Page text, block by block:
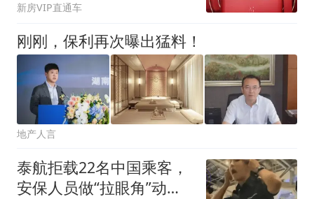
新房VIP直通车
刚刚，保利再次曝出猛料！
地产人言
泰航拒载22名中国乘客，
安保人员做“拉眼角”动